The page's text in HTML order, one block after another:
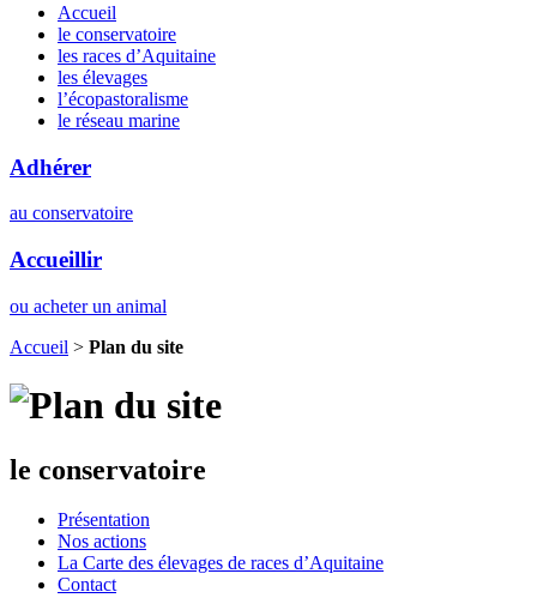
Accueil
le conservatoire
les races d’Aquitaine
les élevages
l’écopastoralisme
le réseau marine
Adhérer
au conservatoire
Accueillir
ou acheter un animal
Accueil > Plan du site
le conservatoire
Présentation
Nos actions
La Carte des élevages de races d’Aquitaine
Contact